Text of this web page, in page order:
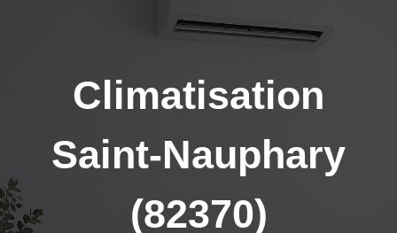
Climatisation
Saint-Nauphary
(82370)